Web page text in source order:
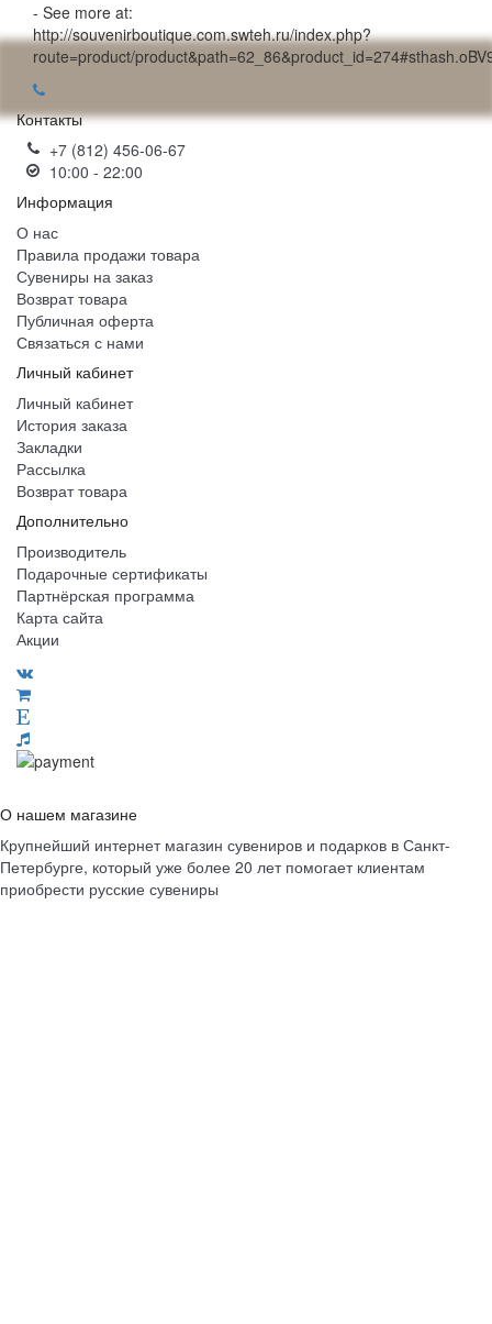
- See more at:
http://souvenirboutique.com.swteh.ru/index.php?
route=product/
Контакты
+7 (812) 456-06-67
10:00 - 22:00
Информация
О нас
Правила продажи товара
Сувениры на заказ
Возврат товара
Публичная оферта
Связаться с нами
Личный кабинет
Личный кабинет
История заказа
Закладки
Рассылка
Возврат товара
Дополнительно
Производитель
Подарочные сертификаты
Партнёрская программа
Карта сайта
Акции
О нашем магазине
Крупнейший интернет магазин сувениров и подарков в Санкт-
Петербурге, который уже более 20 лет помогает клиентам
приобрести русские сувениры